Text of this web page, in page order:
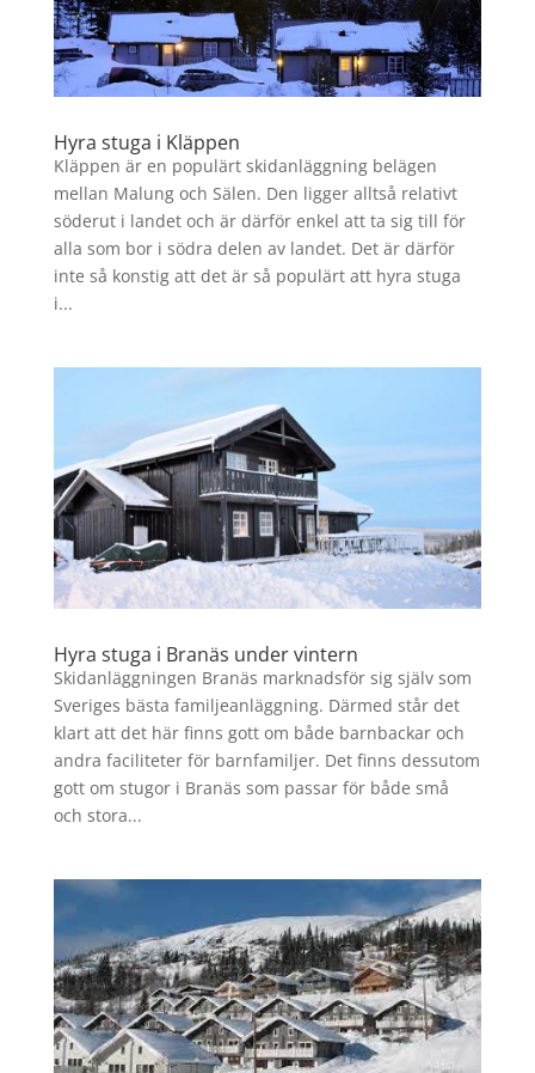
Hyra stuga i Kläppen
Kläppen är en populärt skidanläggning belägen
mellan Malung och Sälen. Den ligger alltså relativt
söderut i landet och är därför enkel att ta sig till för
alla som bor i södra delen av landet. Det är därför
inte så konstig att det är så populärt att hyra stuga
i...
Hyra stuga i Branäs under vintern
Skidanläggningen Branäs marknadsför sig själv som
Sveriges bästa familjeanläggning. Därmed står det
klart att det här finns gott om både barnbackar och
andra faciliteter för barnfamiljer. Det finns dessutom
gott om stugor i Branäs som passar för både små
och stora...